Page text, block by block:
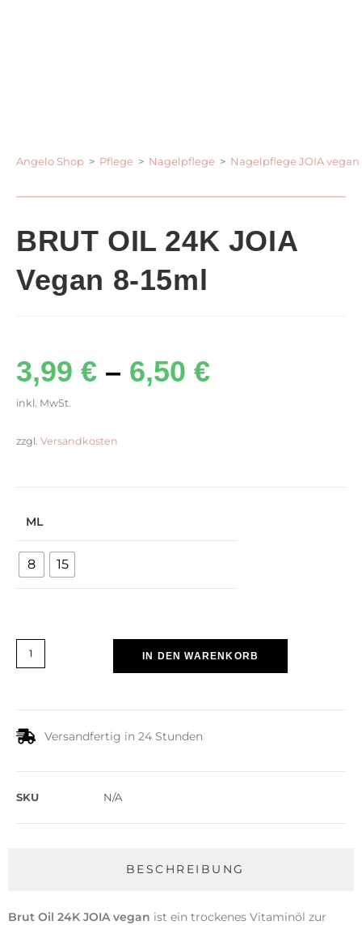
Angelo Shop > Pflege > Nagelpflege > Nagelpflege JOIA vegan
BRUT OIL 24K JOIA
Vegan 8-15ml
3,99 € – 6,50 €
inkl. MwSt.
zzgl. Versandkosten
ML
8 15
IN DEN WARENKORB
Versandfertig in 24 Stunden
SKU N/A
BESCHREIBUNG
Brut Oil 24K JOIA vegan ist ein trockenes Vitaminöl zur